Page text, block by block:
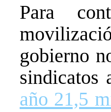
Para
gobierno
año 21,5